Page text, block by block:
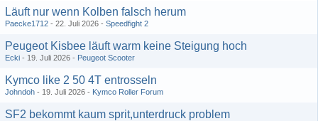
Läuft nur wenn Kolben falsch herum
Paecke1712 22. Juli 2026 Speedfight 2
Peugeot Kisbee läuft warm keine Steigung hoch
Ecki 19. Juli 2026 Peugeot Scooter
Kymco like 2 50 4T entrosseln
Johndoh 19. Juli 2026 Kymco Roller Forum
SF2 bekommt kaum sprit,unterdruck problem